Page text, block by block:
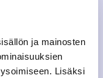
ja mainosten
Lisäksi